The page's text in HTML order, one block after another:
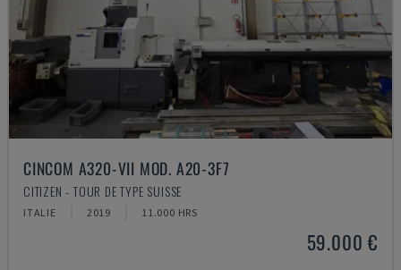
CINCOM A320-VII MOD. A20-3F7
CITIZEN - TOUR DE TYPE SUISSE
ITALIE 2019 11.000 HRS
59.000 €